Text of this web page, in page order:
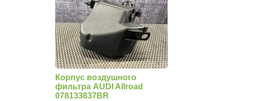
Корпус воздушного
фильтра AUDI Allroad
078133837BR